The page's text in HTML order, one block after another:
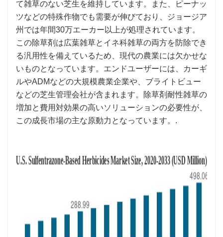
て雑草のない芝生を維持しています。また、ピーナッ
ツなどの特殊作物でも需要が伸びており、ジョージア
州では年間30万エーカー以上が処理されています。
この除草剤は広葉雑草とイネ科雑草の両方を防除でき
る汎用性を備えているため、現代の農業には欠かせな
いものとなっています。エンドユーザーには、カーギ
ルやADMなどの大規模農業企業や、ブライトビュー
などの芝生管理会社が含まれます。除草剤耐性雑草の
増加と費用対効果の高いソリューションの必要性が、
この成長市場の主な原動力となっています。.